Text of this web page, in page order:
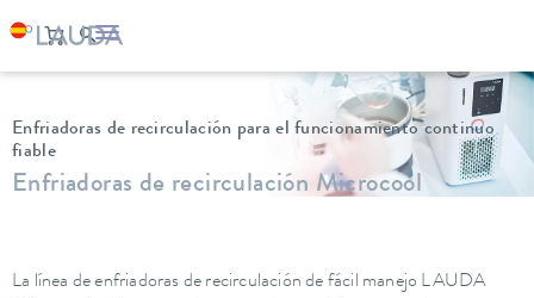
Enfriadoras de recirculación
Enfriadoras de recirculación para el funcionamiento continuo
fiable
Enfriadoras de recirculación Microcool
La línea de enfriadoras de recirculación de fácil manejo LAUDA